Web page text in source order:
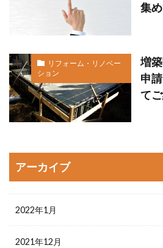
集
リフォーム・リノベー
ション
増
申
て
アーカイブ
2022年1月
2021年12月